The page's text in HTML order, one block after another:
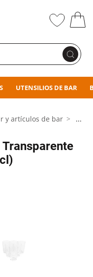
UTENSILIOS DE BAR
y artículos de bar ...